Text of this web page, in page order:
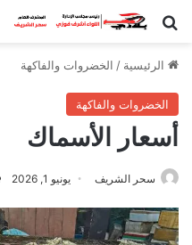
بحث عن
الرئيسية / الخضروات والفاكهة
الخضروات والفاكهة
أسعار الأسماك
سحر الشريف يونيو 1, 2026